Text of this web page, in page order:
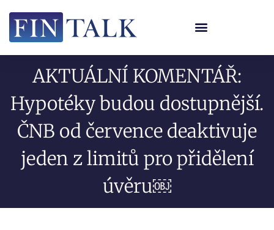
AKTUÁLNÍ KOMENTÁŘ:
Hypotéky budou dostupnější.
ČNB od července deaktivuje
jeden z limitů pro přidělení
úvěru￼